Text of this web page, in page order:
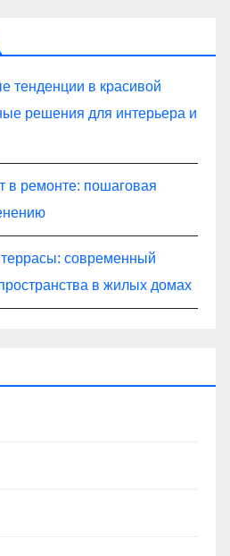
тенденции в красивой
решения для интерьера и
в ремонте: пошаговая
современный
в жилых домах